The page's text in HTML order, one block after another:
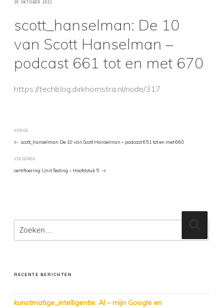
GEPLAATST
25 OKTOBER 2021
scott_hanselman: De 10
van Scott Hanselman –
podcast 661 tot en met 670
https://techblog.dirkhornstra.nl/node/317
Bericht
navigatie
Vorig
bericht
VORIGE
scott_hanselman: De 10 van Scott Hanselman – podcast 651 tot en met 660
Volgend
Bericht
VOLGENDE
certificering: Unit Testing – Hoofdstuk 5
Zoeken
naar:
RECENTE BERICHTEN
kunstmatige_intelligentie: AI – mijn Google en